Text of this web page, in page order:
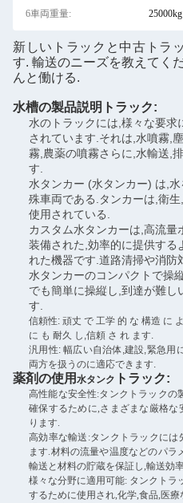
6車両重量: 25000kg
新しいトラックと中古トラ
す. 輸送のニーズを教えてく
んと働ける.
水槽の製品説明 トラック:
水のトラックには,様々な要
されています.それは,水噴霧,
霧,農薬の噴霧さらに,水輸送,
す.
水タンカー (水タンカー) は,
殊車両である.タンカーは,衛
使用されている.
カスタム水タンカーは,高流
装備された,効率的に提供する
れた機器です.道路清掃や消防
水タンカーのコンパクトで操
でも簡単に操縦し,到達が難し
す.
信頼性: 頑丈 で 工学 的 な 構造 に
に も 耐久 し,信頼 さ れ ます.
汎用性: 幅広い自治体,建設,緊急用
両方を扱うのに適応できます.
薬剤の使用 水タンク トラック:
高性能な安全性:タンクトラックの
確保するために,さまざまな厳格
ります.
高効率な輸送:タンクトラックには
ます.材料の流量や温度などのパ
輸送と材料の貯蔵を保証し,輸送効
様々な分野に適用可能: タンクトラ
するために使用され,化学,食品,医